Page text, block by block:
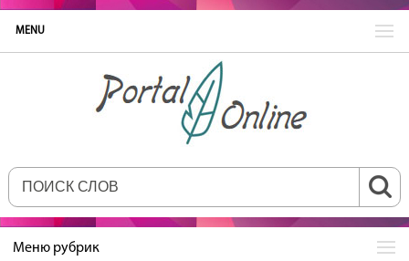
MENU
Меню рубрик